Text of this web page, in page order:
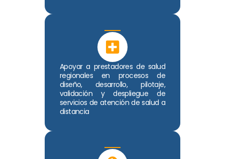
Apoyar a prestadores de salud
regionales en procesos de
diseño, desarrollo, pilotaje,
validación y despliegue de
servicios de atención de salud a
distancia